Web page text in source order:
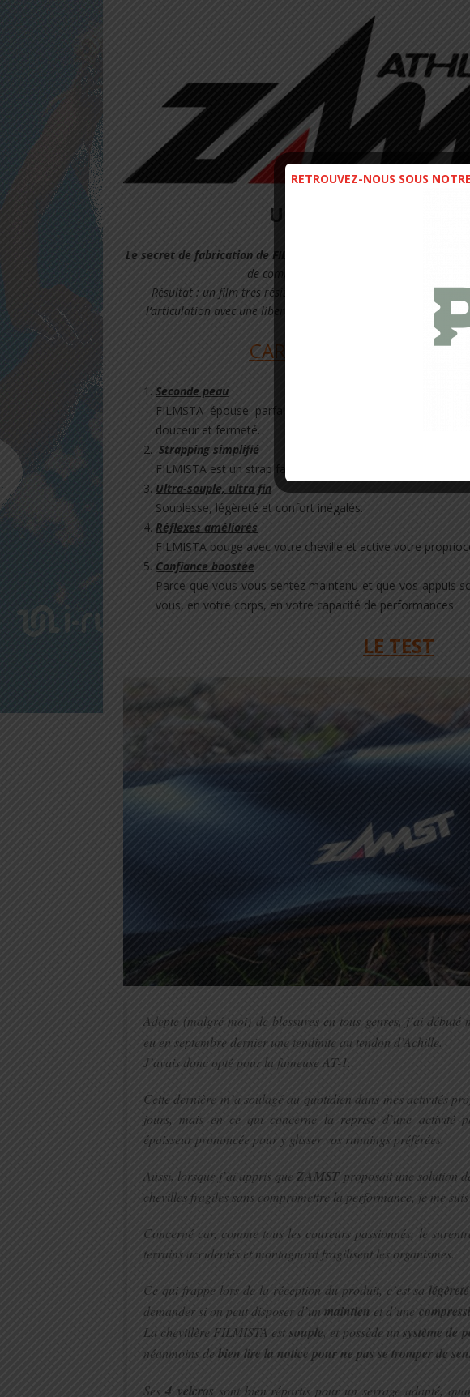
UNE PREMIÈRE
Le secret de fabrication de FILMISTA
de compression-fusion développé par les
Résultat : un film très résistant, mêlant souplesse, finesse et
l’articulation avec une liberté de mouvements parfaite et un
CARACTERISTIQUES
Seconde peau
FILMSTA épouse parfaitement votre cheville. Vous
douceur et fermeté.
Strapping simplifié
FILMISTA est un strap facile à positionner seul et
Ultra-souple, ultra fin
Souplesse, légèreté et confort inégalés.
Réflexes améliorés
FILMISTA bouge avec votre cheville et active votre
Confiance boostée
Parce que vous vous sentez maintenu et que vos appuis
vous, en votre corps, en votre capacité de performances.
LE TEST
Adepte (malgré moi) de blessures en tous genres, j’ai débuté
eu en septembre dernier une tendinite au tendon d’Achille.
J’avais donc opté pour la fameuse AT-1.
Cette dernière m’a soulagé au quotidien dans mes activités
jours, mais en ce qui concerne la reprise d’une activité
épaisseur prononcée pour y glisser vos runnings préférées.
Aussi, lorsque j’ai appris queZAMST proposait une solution
chevilles fragiles sans compromettre la performance, je me
Concerné car, comme tous les coureurs passionnés, le
terrains accidentés et montagnard fragilisent les organismes.
Ce qui frappe lors de la réception du produit, c’est sa
demander si on peut disposer d’un maintien et d’une
La chevillère FILMISTA est souple, et possède unsystème de
néanmoins debien lire la notice pour ne pas se tromper de
Ses 4 velcros sont bien répartis pour un serrage adapté,
RETROUVEZ-NOUS SOUS